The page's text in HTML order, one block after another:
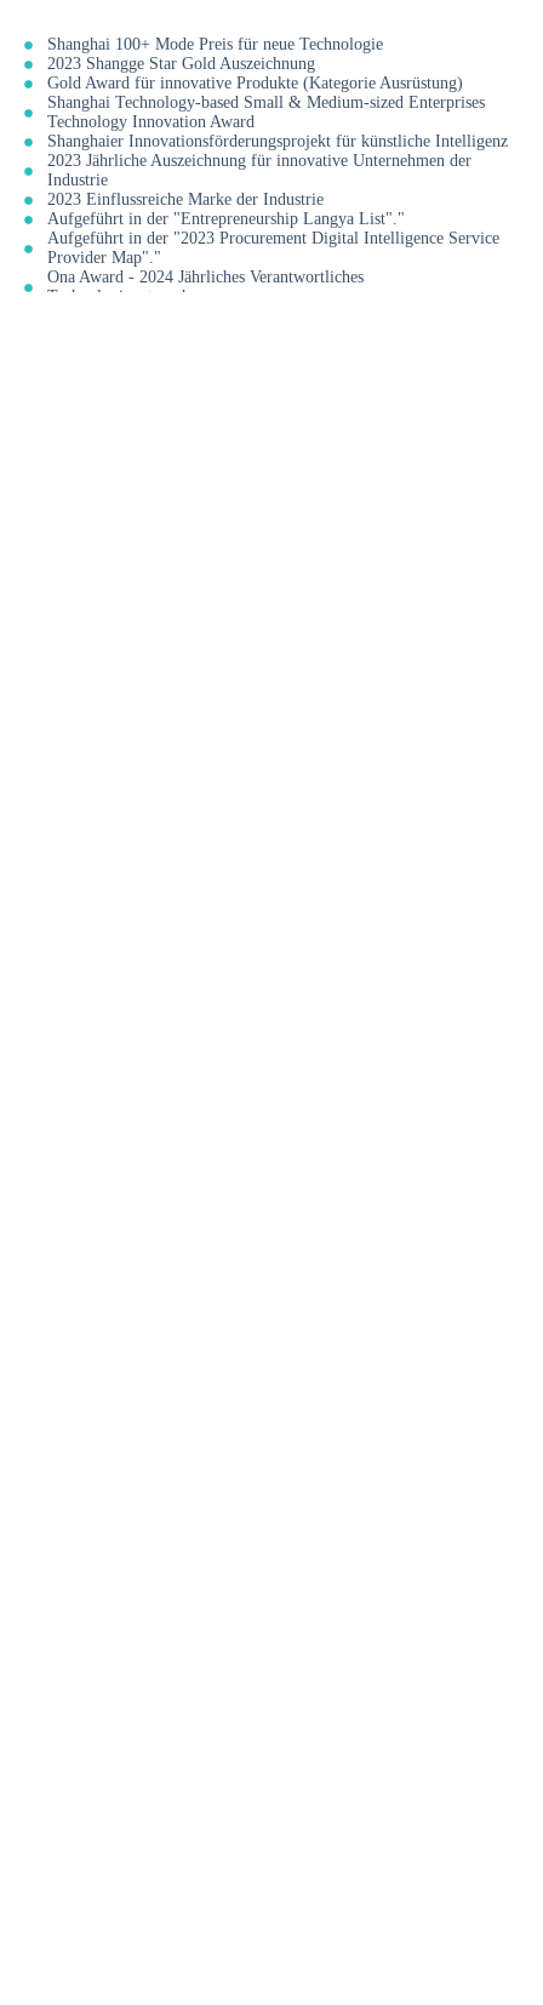
Shanghai 100+ Mode Preis für neue Technologie
2023 Shangge Star Gold Auszeichnung
Gold Award für innovative Produkte (Kategorie Ausrüstung)
Shanghai Technology-based Small & Medium-sized Enterprises
Technology Innovation Award
Shanghaier Innovationsförderungsprojekt für künstliche Intelligenz
2023 Jährliche Auszeichnung für innovative Unternehmen der
Industrie
2023 Einflussreiche Marke der Industrie
Aufgeführt in der "Entrepreneurship Langya List"."
Aufgeführt in der "2023 Procurement Digital Intelligence Service
Provider Map"."
Ona Award - 2024 Jährliches Verantwortliches
Technologieunternehmen